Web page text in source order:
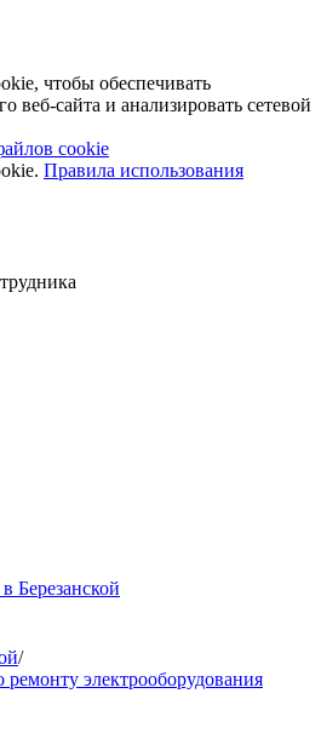
чтобы обеспечивать
веб-сайта и анализировать сетевой
cookie
Правила использования
Березанской
/
ремонту электрооборудования